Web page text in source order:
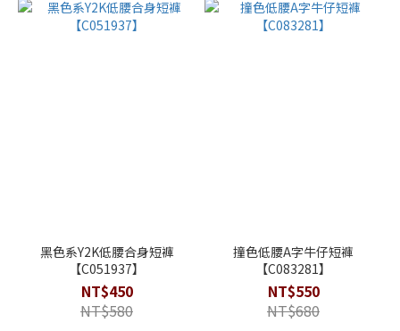
黑色系Y2K低腰合身短褲
【C051937】
NT$450
NT$580
撞色低腰A字牛仔短褲
【C083281】
NT$550
NT$680